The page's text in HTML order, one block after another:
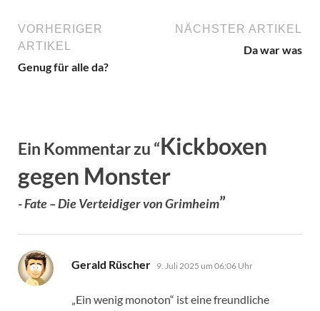
VORHERIGER
ARTIKEL
Genug für alle da?
NÄCHSTER ARTIKEL
Da war was
Ein Kommentar zu “Kickboxen
gegen Monster
-Fate – Die Verteidiger von Grimheim”
Gerald Rüscher sagt:
9. Juli 2025 um 06:06 Uhr
„Ein wenig monoton“ ist eine freundliche